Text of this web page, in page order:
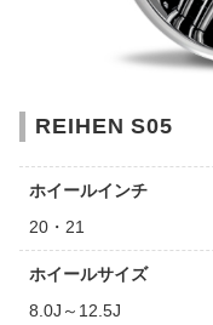
REIHEN S05
ホイールインチ
20・21
ホイールサイズ
8.0J～12.5J